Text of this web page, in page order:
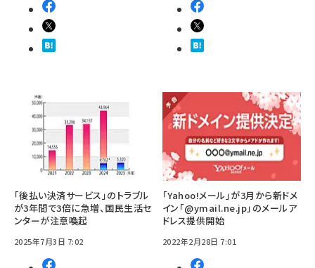
「後払い決済サービス」のトラブル
が3年間で3倍に急増、国民生活セ
ンターが注意喚起
2025年7月3日 7:02
「Yahoo!メール」が3月から新ドメ
イン「@ymail.ne.jp」のメールア
ドレス提供開始
2022年2月28日 7:01